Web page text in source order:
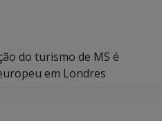
do turismo de MS é
em Londres